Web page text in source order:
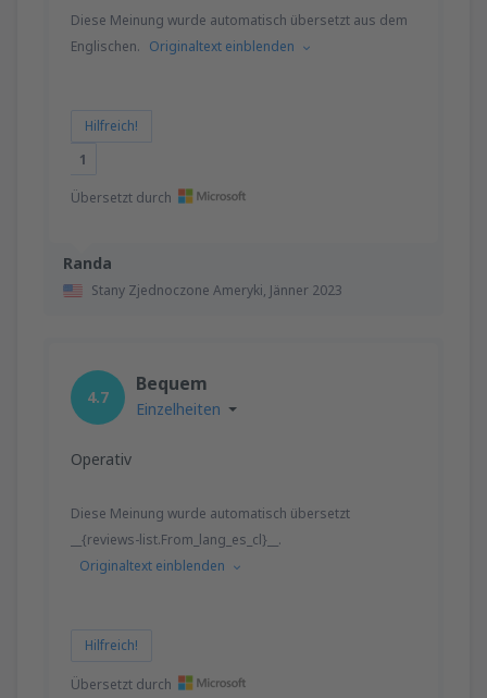
Randa
Stany Zjednoczone Ameryki, Jänner 2023
Diese Meinung wurde automatisch übersetzt aus dem
Englischen. Originaltext einblenden
Hilfreich!
1
Übersetzt durch
4.7
Bequem
Einzelheiten
Operativ
Diese Meinung wurde automatisch übersetzt
__{reviews-list.From_lang_es_cl}__.
Originaltext einblenden
Hilfreich!
Übersetzt durch